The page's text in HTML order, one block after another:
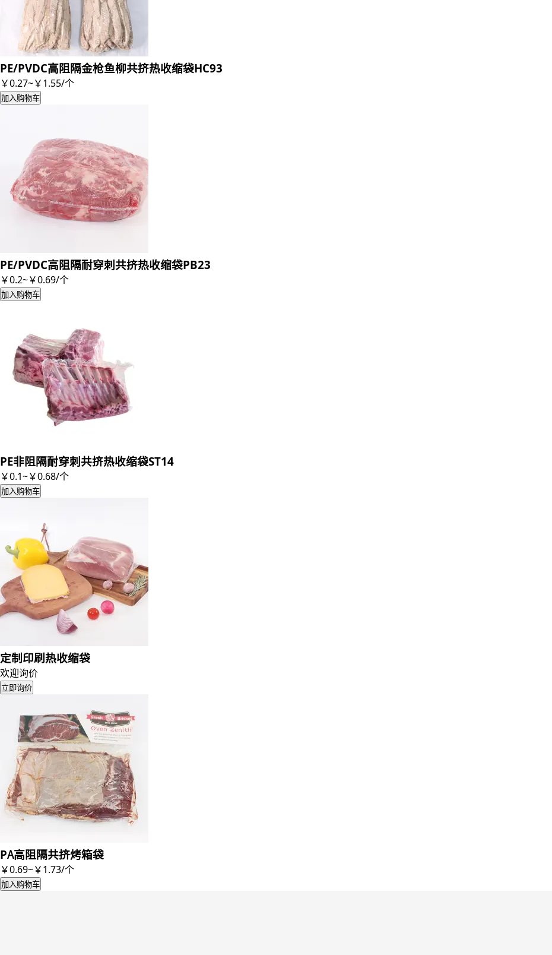
PE/PVDC高阻隔金枪鱼柳共挤热收缩袋HC93
￥0.27~￥1.55/个
加入购物车
PE/PVDC高阻隔耐穿刺共挤热收缩袋PB23
￥0.2~￥0.69/个
加入购物车
PE非阻隔耐穿刺共挤热收缩袋ST14
￥0.1~￥0.68/个
加入购物车
定制印刷热收缩袋
欢迎询价
立即询价
PA高阻隔共挤烤箱袋
￥0.69~￥1.73/个
加入购物车